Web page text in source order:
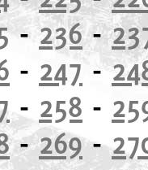
-236-
- 247-
- 258 -
-269-